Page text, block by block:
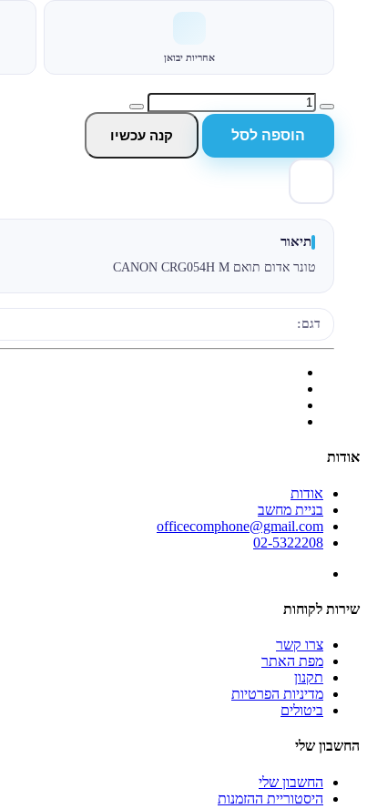
אחריות יבואן
הוספה לסל קנה עכשיו
תיאור
טונר אדום תואם CANON CRG054H M
דגם:
אודות
אודות
בניית מחשב
officecomphone@gmail.com
02-5322208
שירות לקוחות
צרו קשר
מפת האתר
תקנון
מדיניות הפרטיות
ביטולים
החשבון שלי
החשבון שלי
היסטוריית ההזמנות